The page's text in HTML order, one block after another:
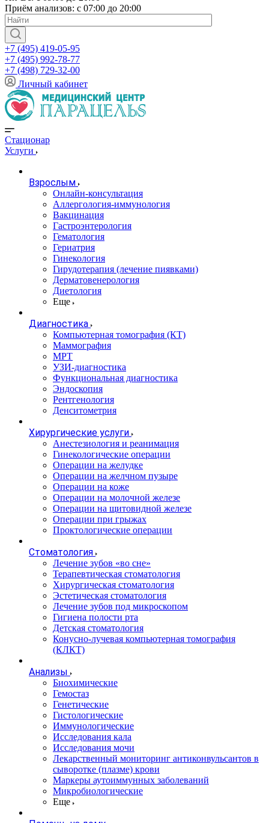
Приём анализов: с 07:00 до 20:00
+7 (495) 419-05-95
+7 (495) 992-78-77
+7 (498) 729-32-00
Личный кабинет
Стационар
Услуги
Взрослым
Онлайн-консультация
Аллергология-иммунология
Вакцинация
Гастроэнтерология
Гематология
Гериатрия
Гинекология
Гирудотерапия (лечение пиявками)
Дерматовенерология
Диетология
Еще
Диагностика
Компьютерная томография (КТ)
Маммография
МРТ
УЗИ-диагностика
Функциональная диагностика
Эндоскопия
Рентгенология
Денситометрия
Хирургические услуги
Анестезиология и реанимация
Гинекологические операции
Операции на желудке
Операции на желчном пузыре
Операции на коже
Операции на молочной железе
Операции на щитовидной железе
Операции при грыжах
Проктологические операции
Стоматология
Лечение зубов «во сне»
Терапевтическая стоматология
Хирургическая стоматология
Эстетическая стоматология
Лечение зубов под микроскопом
Гигиена полости рта
Детская стоматология
Конусно-лучевая компьютерная томография
(КЛКТ)
Анализы
Биохимические
Гемостаз
Генетические
Гистологические
Иммунологические
Исследования кала
Исследования мочи
Лекарственный мониторинг антиконвульсантов в
сыворотке (плазме) крови
Маркеры аутоиммунных заболеваний
Микробиологические
Еще